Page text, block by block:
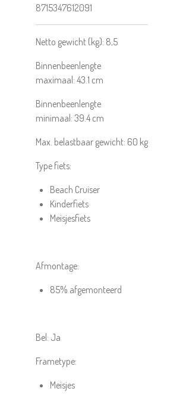
8715347612091
Netto gewicht (kg): 8,5
Binnenbeenlengte
maximaal: 43.1 cm
Binnenbeenlengte
minimaal: 39.4 cm
Max. belastbaar gewicht: 60 kg
Type fiets:
Beach Cruiser
Kinderfiets
Meisjesfiets
Afmontage:
85% afgemonteerd
Bel: Ja
Frametype:
Meisjes